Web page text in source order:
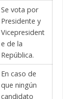
Se vota por
Presidente y
Vicepresident
e de la
República.
En caso de
que ningún
candidato